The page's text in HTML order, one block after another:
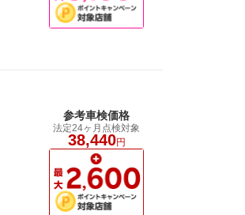
参考車検価格
法定24ヶ月点検対象
38,440円